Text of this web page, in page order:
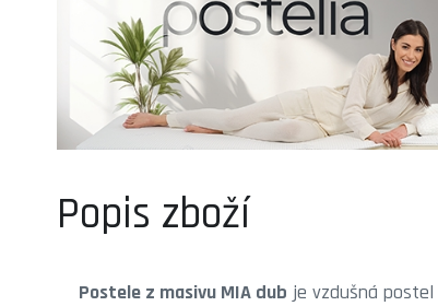
Popis zboží
Postele z masivu MIA dub je vzdušná